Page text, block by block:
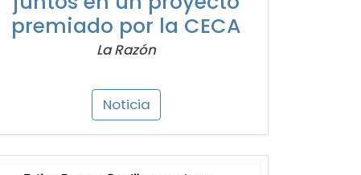
premiado por la CECA
La Razón
Noticia